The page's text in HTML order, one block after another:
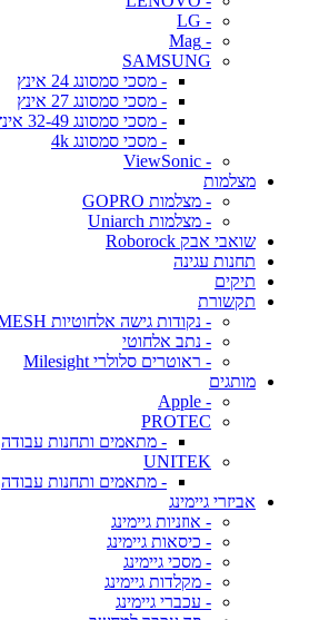
- LG
- Mag
SAMSUNG
- מסכי סמסונג 24 אינץ
- מסכי סמסונג 27 אינץ
- מסכי סמסונג 32-49 אינץ
- מסכי סמסונג 4k
- ViewSonic
מצלמות
- מצלמות GOPRO
- מצלמות Uniarch
שואבי אבק Roborock
תחנות עגינה
תיקים
תקשורת
- נקודות גישה אלחוטיות MESH
- נתב אלחוטי
- ראוטרים סלולרי Milesight
מותגים
- Apple
PROTEC
- מתאמים ותחנות עבודה
UNITEK
- מתאמים ותחנות עבודה
אביזרי גיימינג
- אוזניות גיימינג
- כיסאות גיימינג
- מסכי גיימינג
- מקלדות גיימינג
- עכברי גיימינג